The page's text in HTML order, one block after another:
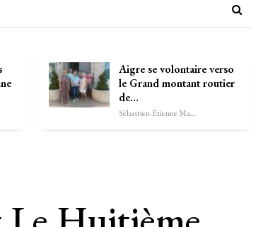
Aigre se volontaire verso
le Grand montant routier
de…
Sébastien-Étienne Marechal